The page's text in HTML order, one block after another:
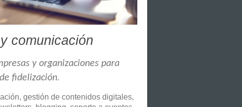
comunicación
y organizaciones para
fidelización.
gestión de contenidos digitales,